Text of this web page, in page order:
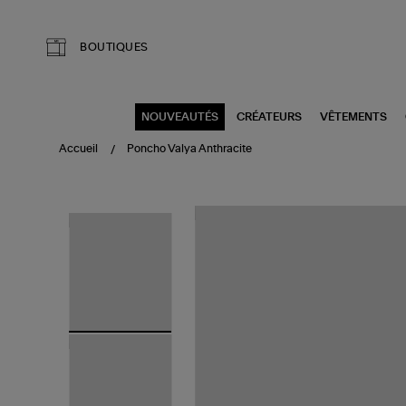
BOUTIQUES
NOUVEAUTÉS CRÉATEURS VÊTEMENTS
Accueil Poncho Valya Anthracite